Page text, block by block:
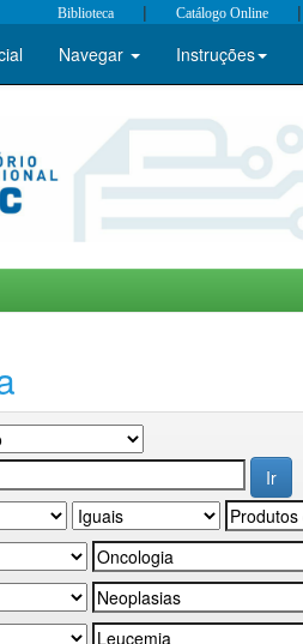
Biblioteca | Catálogo Online |
Navegar Instruções